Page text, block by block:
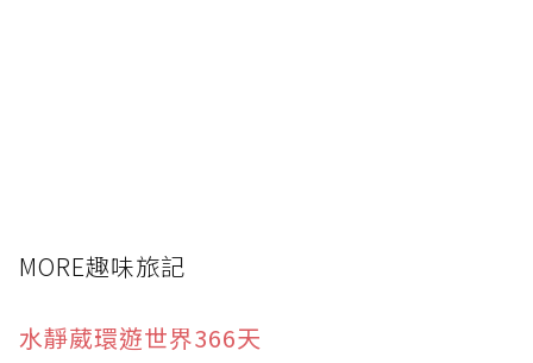
MORE趣味旅記
水靜葳環遊世界366天